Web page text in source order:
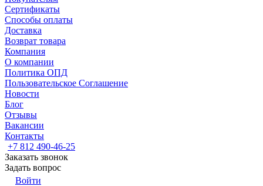
Сертификаты
Способы оплаты
Доставка
Возврат товара
Компания
О компании
Политика ОПД
Пользовательское Соглашение
Новости
Блог
Отзывы
Вакансии
Контакты
+7 812 490-46-25
Заказать звонок
Задать вопрос
Войти